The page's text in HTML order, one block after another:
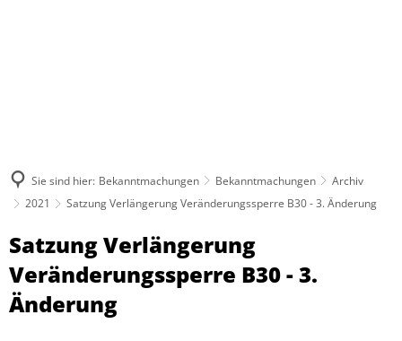
Sie sind hier: Bekanntmachungen Bekanntmachungen
Archiv
2021
Satzung Verlängerung Veränderungssperre B30 - 3. Änderung
Satzung Verlängerung
Veränderungssperre B30 - 3.
Änderung